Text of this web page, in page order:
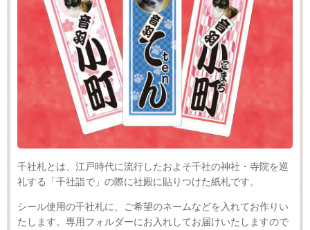
千社札とは、江戸時代に流行したおよそ千社の神社・寺院を巡
礼する「千社詣で」の際に社殿に貼りつけた紙札です。
シール使用の千社札に、ご希望のネームなどを入れてお作りい
たします。専用フォルダーにお入れしてお届けいたしますので